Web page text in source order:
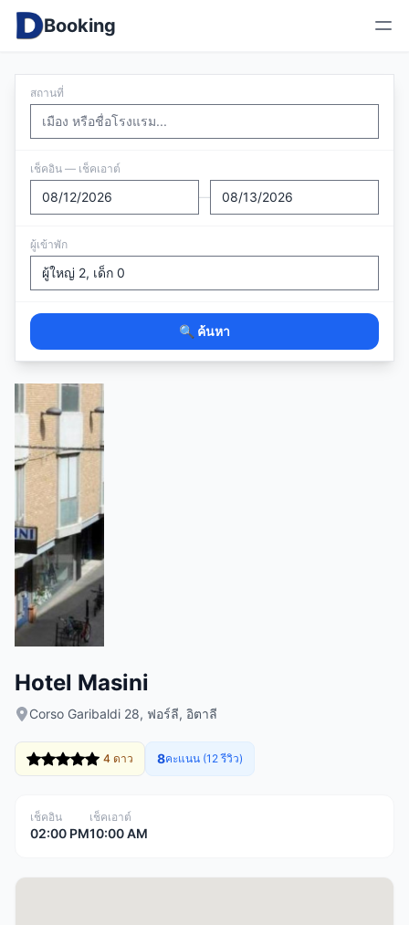
Booking
สถานที่
เช็คอิน — เช็คเอาต์
—
ผู้เข้าพัก
🔍 ค้นหา
Hotel Masini
Corso Garibaldi 28, ฟอร์ลี, อิตาลี
4 ดาว 8คะแนน (12 รีวิว)
เช็คอิน
02:00 PM
เช็คเอาต์
10:00 AM